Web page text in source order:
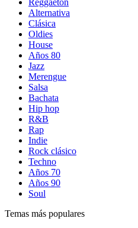
Reggaetón
Alternativa
Clásica
Oldies
House
Años 80
Jazz
Merengue
Salsa
Bachata
Hip hop
R&B
Rap
Indie
Rock clásico
Techno
Años 70
Años 90
Soul
Temas más populares